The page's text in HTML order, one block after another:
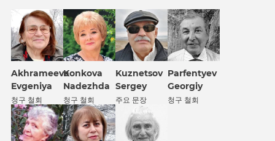
Akhrameeva
Evgeniya
청구 철회
Konkova
Nadezhda
청구 철회
Kuznetsov
Sergey
주요 문장
Parfentyev
Georgiy
청구 철회